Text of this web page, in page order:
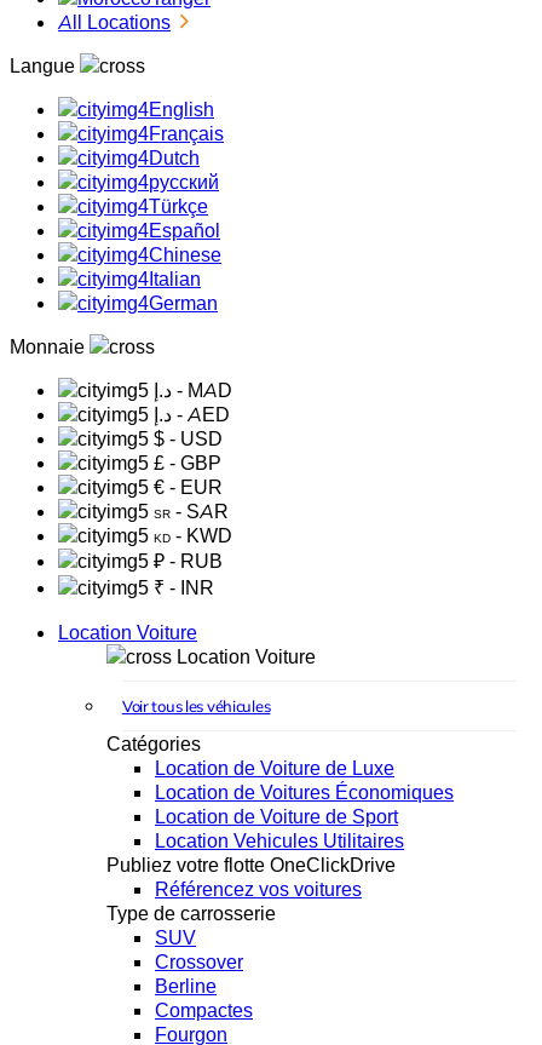
All Locations
Langue
English
Français
Dutch
русский
Türkçe
Español
Chinese
Italian
German
Monnaie
د.إ - MAD
د.إ - AED
$ - USD
£ - GBP
€ - EUR
SR - SAR
KD - KWD
₽ - RUB
₹ - INR
Location Voiture
Location Voiture
Voir tous les véhicules
Catégories
Location de Voiture de Luxe
Location de Voitures Économiques
Location de Voiture de Sport
Location Vehicules Utilitaires
Publiez votre flotte OneClickDrive
Référencez vos voitures
Type de carrosserie
SUV
Crossover
Berline
Compactes
Fourgon